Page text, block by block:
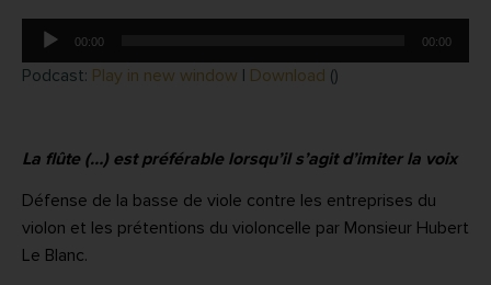
Lecteur
audio
00:00 00:00
Podcast: Play in new window | Download ()
La flûte (…) est préférable lorsqu’il s’agit d’imiter la voix
Défense de la basse de viole contre les entreprises du
violon et les prétentions du violoncelle par Monsieur Hubert
Le Blanc.